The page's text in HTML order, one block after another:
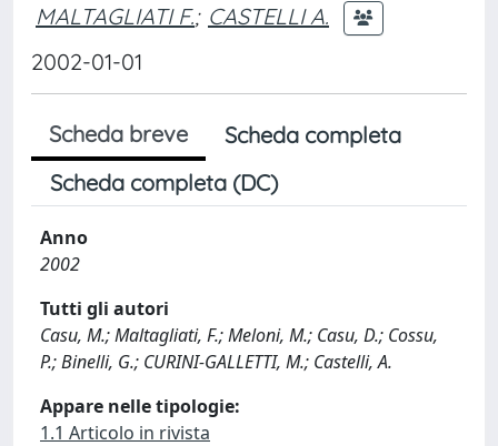
MALTAGLIATI F.; CASTELLI A.
2002-01-01
Scheda breve
Scheda completa
Scheda completa (DC)
Anno
2002
Tutti gli autori
Casu, M.; Maltagliati, F.; Meloni, M.; Casu, D.; Cossu,
P.; Binelli, G.; CURINI-GALLETTI, M.; Castelli, A.
Appare nelle tipologie:
1.1 Articolo in rivista